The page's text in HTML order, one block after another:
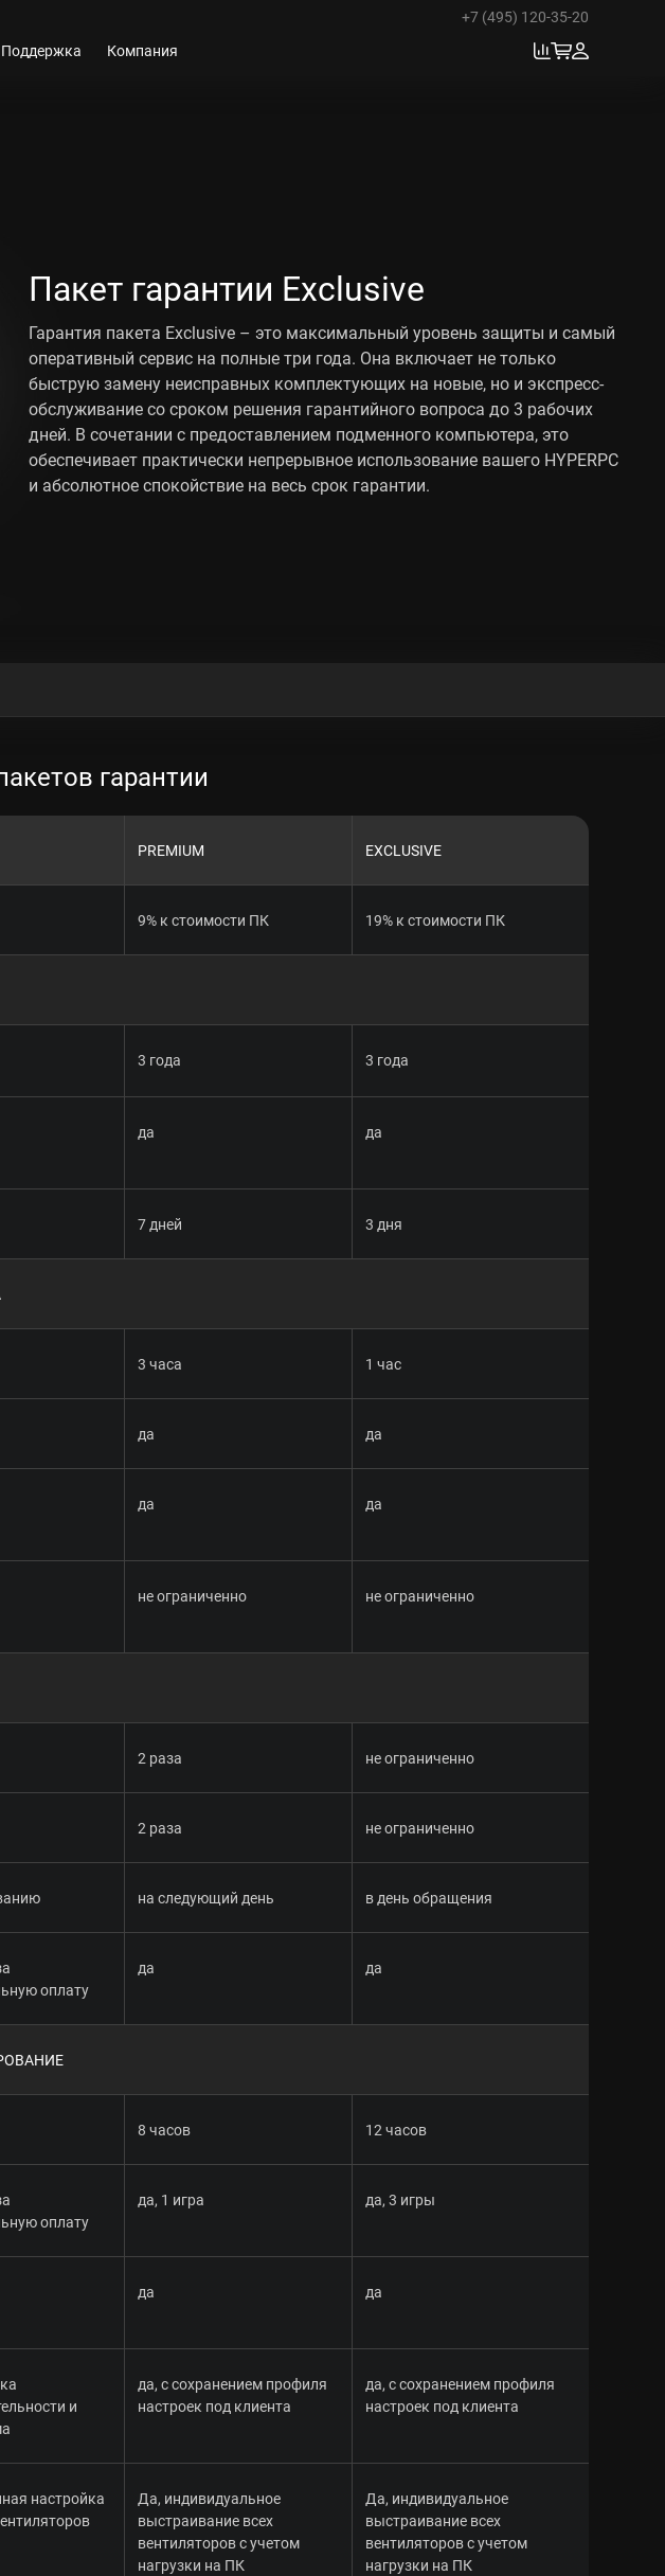
+7 (495) 120-35-20
Поддержка Компания
Пакет гарантии Exclusive
Гарантия пакета Exclusive – это максимальный уровень защиты и самый
оперативный сервис на полные три года. Она включает не только
быструю замену неисправных комплектующих на новые, но и экспресс-
обслуживание со сроком решения гарантийного вопроса до 3 рабочих
дней. В сочетании с предоставлением подменного компьютера, это
обеспечивает практически непрерывное использование вашего HYPERPC
и абсолютное спокойствие на весь срок гарантии.
гарантии
PREMIUM EXCLUSIVE
9% к стоимости ПК 19% к стоимости ПК
3 года 3 года
да да
7 дней 3 дня
3 часа 1 час
да да
да да
не ограниченно не ограниченно
2 раза не ограниченно
2 раза не ограниченно
на следующий день в день обращения
оплату
да да
8 часов 12 часов
оплату
да, 1 игра да, 3 игры
да да
и
да, с сохранением профиля
настроек под клиента
да, с сохранением профиля
настроек под клиента
настройка
Да, индивидуальное
выстраивание всех
вентиляторов с учетом
нагрузки на ПК
Да, индивидуальное
выстраивание всех
вентиляторов с учетом
нагрузки на ПК